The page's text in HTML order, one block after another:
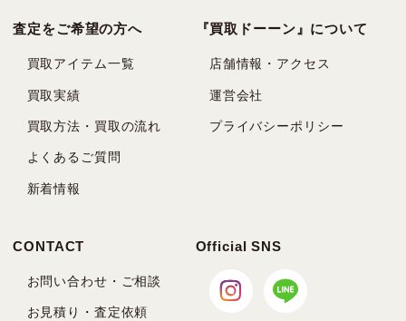
査定をご希望の方へ
買取アイテム一覧
買取実績
買取方法・買取の流れ
よくあるご質問
新着情報
『買取ドーーン』について
店舗情報・アクセス
運営会社
プライバシーポリシー
CONTACT
お問い合わせ・ご相談
お見積り・査定依頼
Official SNS